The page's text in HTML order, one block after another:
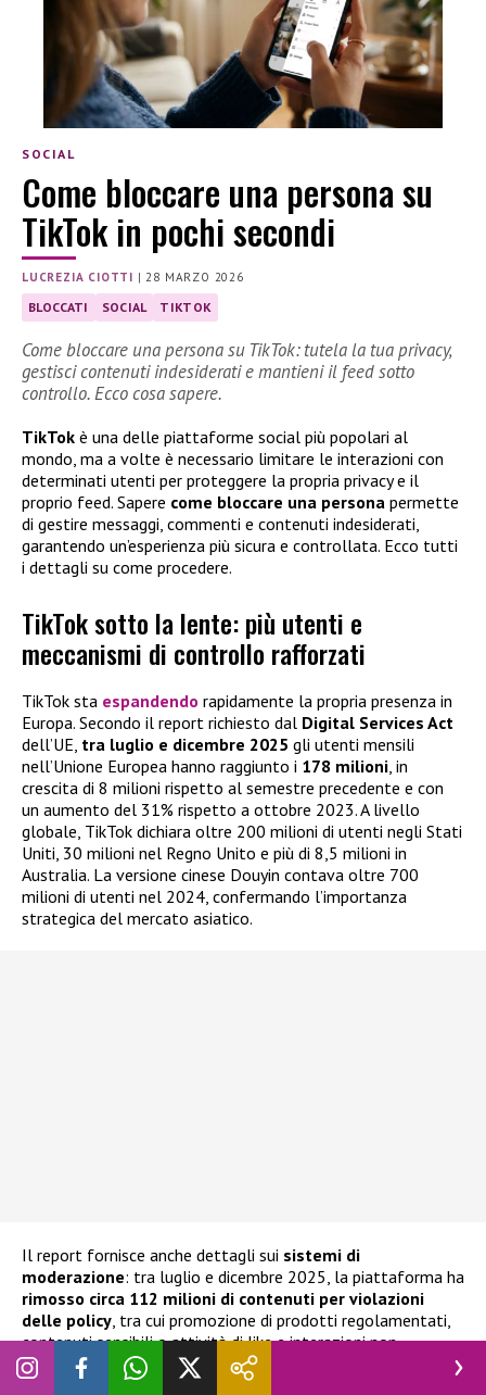
SOCIAL
Come bloccare una persona su
TikTok in pochi secondi
LUCREZIA CIOTTI | 28 MARZO 2026
BLOCCATI SOCIAL TIKTOK
Come bloccare una persona su TikTok: tutela la tua privacy,
gestisci contenuti indesiderati e mantieni il feed sotto
controllo. Ecco cosa sapere.
TikTok è una delle piattaforme social più popolari al
mondo, ma a volte è necessario limitare le interazioni con
determinati utenti per proteggere la propria privacy e il
proprio feed. Sapere come bloccare una persona permette
di gestire messaggi, commenti e contenuti indesiderati,
garantendo un’esperienza più sicura e controllata. Ecco tutti
i dettagli su come procedere.
TikTok sotto la lente: più utenti e
meccanismi di controllo rafforzati
TikTok sta espandendo rapidamente la propria presenza in
Europa. Secondo il report richiesto dal Digital Services Act
dell’UE, tra luglio e dicembre 2025 gli utenti mensili
nell’Unione Europea hanno raggiunto i 178 milioni , in
crescita di 8 milioni rispetto al semestre precedente e con
un aumento del 31% rispetto a ottobre 2023. A livello
globale, TikTok dichiara oltre 200 milioni di utenti negli Stati
Uniti, 30 milioni nel Regno Unito e più di 8,5 milioni in
Australia. La versione cinese Douyin contava oltre 700
milioni di utenti nel 2024, confermando l’importanza
strategica del mercato asiatico.
Il report fornisce anche dettagli sui sistemi di
moderazione: tra luglio e dicembre 2025, la piattaforma ha
rimosso circa 112 milioni di contenuti per violazioni
delle policy , tra cui promozione di prodotti regolamentati,
contenuti sensibili o attività di like e interazioni non
autentiche. La maggior parte dei contenuti problematici
(93,8%) è stata intercettata automaticamente dai sistemi